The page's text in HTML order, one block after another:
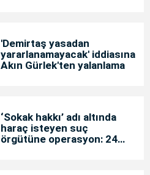
'Demirtaş yasadan
yararlanamayacak' iddiasına
Akın Gürlek'ten yalanlama
‘Sokak hakkı’ adı altında
haraç isteyen suç
örgütüne operasyon: 24